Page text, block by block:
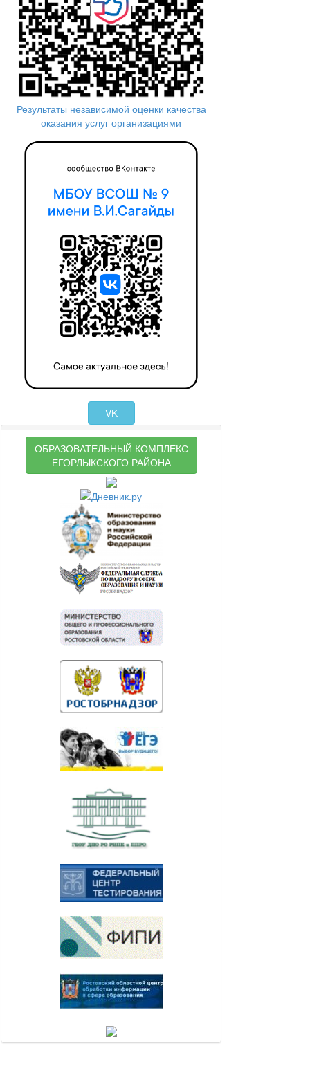
Результаты независимой оценки качества
оказания услуг организациями
VK
ОБРАЗОВАТЕЛЬНЫЙ КОМПЛЕКС
ЕГОРЛЫКСКОГО РАЙОНА